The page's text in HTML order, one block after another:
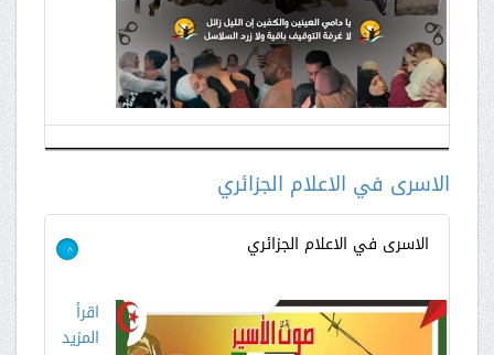
الاسرى في الاعلام الجزائري
الاسرى في الاعلام الجزائري >
اقرأ
المزيد